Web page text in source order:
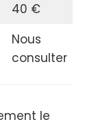
40 €
Nous
consulter
le